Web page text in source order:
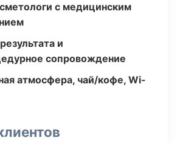
с медицинским
и
сопровождение
атмосфера, чай/кофе, Wi-